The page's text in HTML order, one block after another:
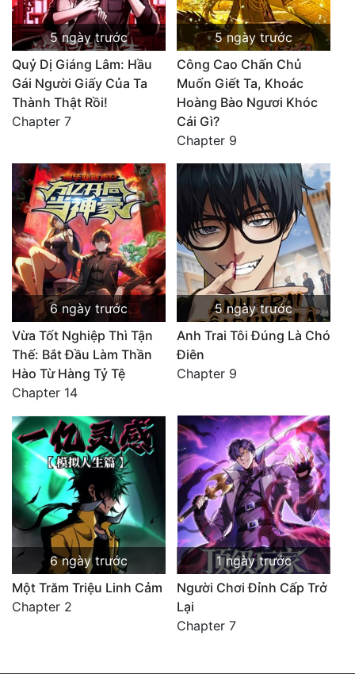
5 ngày trước
Quỷ Dị Giáng Lâm: Hầu
Gái Người Giấy Của Ta
Thành Thật Rồi!
Chapter 7
5 ngày trước
Công Cao Chấn Chủ
Muốn Giết Ta, Khoác
Hoàng Bào Ngươi Khóc
Cái Gì?
Chapter 9
6 ngày trước
Vừa Tốt Nghiệp Thì Tận
Thế: Bắt Đầu Làm Thần
Hào Từ Hàng Tỷ Tệ
Chapter 14
5 ngày trước
Anh Trai Tôi Đúng Là Chó
Điên
Chapter 9
6 ngày trước
Một Trăm Triệu Linh Cảm
Chapter 2
1 ngày trước
Người Chơi Đỉnh Cấp Trở
Lại
Chapter 7